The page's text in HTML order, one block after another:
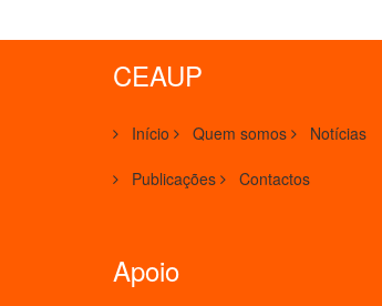
CEAUP
Início Quem somos Notícias
Publicações Contactos
Apoio